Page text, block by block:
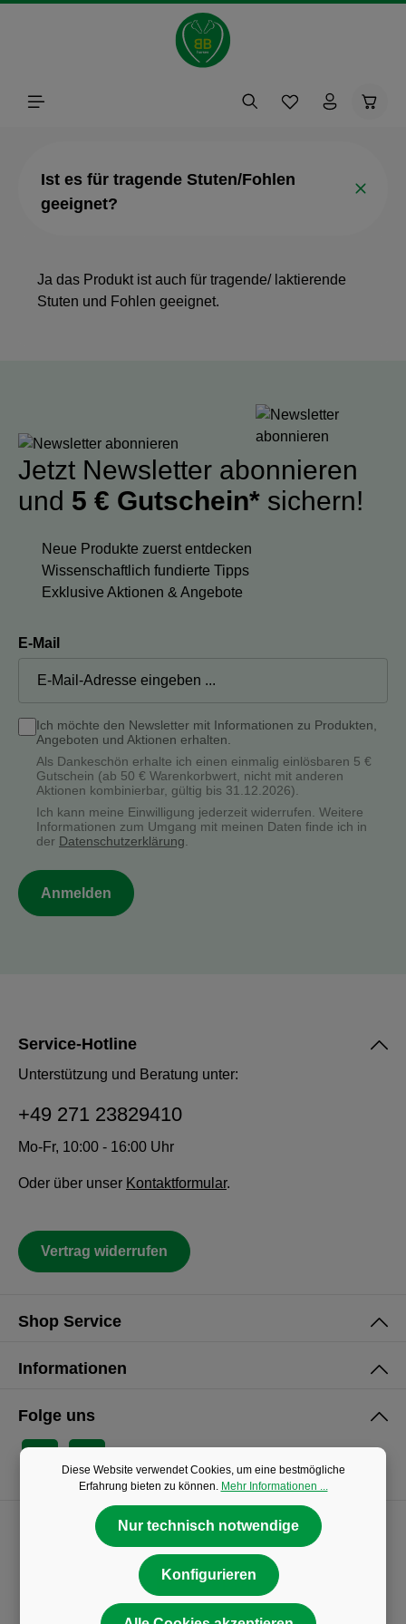
Ist es für tragende Stuten/Fohlen
geeignet?
Ja das Produkt ist auch für tragende/ laktierende
Stuten und Fohlen geeignet.
Jetzt Newsletter abonnieren
und 5 € Gutschein* sichern!
Neue Produkte zuerst entdecken
Wissenschaftlich fundierte Tipps
Exklusive Aktionen & Angebote
E-Mail
Ich möchte den Newsletter mit Informationen zu Produkten,
Angeboten und Aktionen erhalten.
Als Dankeschön erhalte ich einen einmalig einlösbaren 5 €
Gutschein (ab 50 € Warenkorbwert, nicht mit anderen
Aktionen kombinierbar, gültig bis 31.12.2026).
Ich kann meine Einwilligung jederzeit widerrufen. Weitere
Informationen zum Umgang mit meinen Daten finde ich in
der Datenschutzerklärung.
Anmelden
Service-Hotline
Unterstützung und Beratung unter:
+49 271 23829410
Mo-Fr, 10:00 - 16:00 Uhr
Oder über unser Kontaktformular.
Vertrag widerrufen
Shop Service
Informationen
Folge uns
Diese Website verwendet Cookies, um eine bestmögliche
Erfahrung bieten zu können. Mehr Informationen ...
Nur technisch notwendige
Konfigurieren